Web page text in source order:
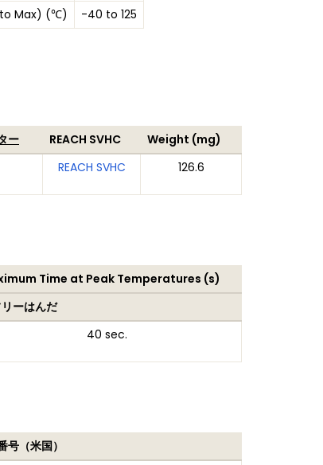
Max) (℃)
-40 to 125
ー REACH SVHC
Weight (mg)
REACH SVHC 126.6
Time at Peak Temperatures (s)
ーはんだ
40 sec.
号（米国）